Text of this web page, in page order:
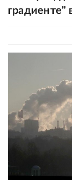
градиенте"